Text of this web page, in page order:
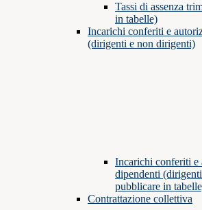
Tassi di assenza
in tabelle)
Incarichi conferiti e
(dirigenti e non dirigenti)
Incarichi conferiti e
dipendenti
pubblicare in
Contrattazione collettiva